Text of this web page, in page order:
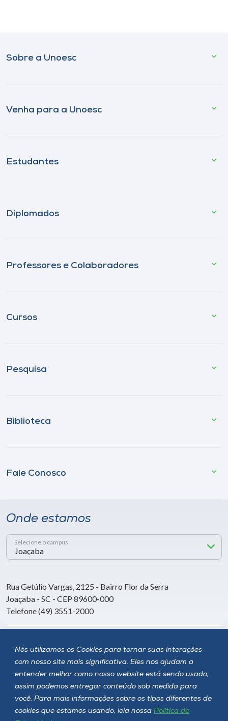
Nós utilizamos os Cookies para tornar suas interações
com nosso site mais significativa. Eles nos ajudam a
entender melhor como nosso website está sendo usado,
assim podemos entregar conteúdo sob medida para
você. Para mais informações sobre os tipos diferentes de
cookies que estamos usando, leia nossa Política de
Sobre a Unoesc
Venha para a Unoesc
Estudantes
Diplomados
Professores e Colaboradores
Cursos
Pesquisa
Biblioteca
Fale Conosco
Onde estamos
Selecione o campus
Rua Getúlio Vargas, 2125 - Bairro Flor da Serra
Joaçaba - SC - CEP 89600-000
Telefone (49) 3551-2000
Siga a Unoesc